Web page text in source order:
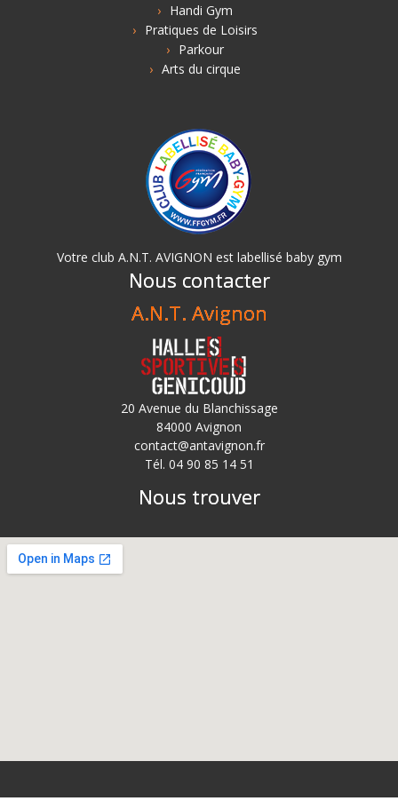
Handi Gym
Pratiques de Loisirs
Parkour
Arts du cirque
Votre club A.N.T. AVIGNON est labellisé baby gym
Nous contacter
A.N.T. Avignon
20 Avenue du Blanchissage
84000 Avignon
contact@antavignon.fr
Tél. 04 90 85 14 51
Nous trouver